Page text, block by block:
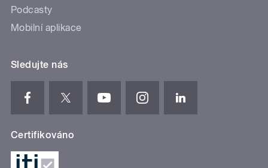
Podcasty
Mobilní aplikace
Sledujte nás
Certifikováno